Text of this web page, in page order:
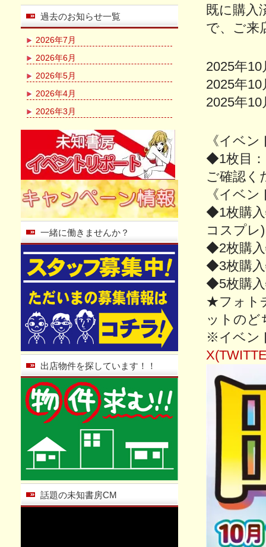
既に購入
で、ご来
2025年
2025年
2025年
《イベ
◆1枚目：
ご確認く
《イベ
◆1枚購入
コスプレ)
◆2枚購入
◆3枚購入
◆5枚購入
★フォト
ットのど
※イベン
過去のお知らせ一覧
2026年7月
2026年6月
2026年5月
2026年4月
2026年3月
一緒に働きませんか？
出店物件を探しています！！
話題の未知書房CM